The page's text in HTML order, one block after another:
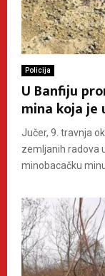
Policija
U Banfiju
mina koja je
Jučer, 9. travnja
zemljanih radova
minobacačku